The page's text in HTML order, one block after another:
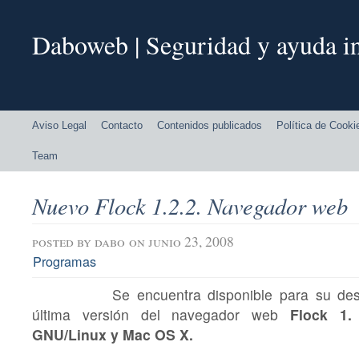
Daboweb | Seguridad y ayuda
Aviso Legal Contacto Contenidos publicados Política de
Team
Nuevo Flock 1.2.2. Navegador web
posted by dabo on junio 23, 2008
Programas
Se encuentra disponible para su
última versión del navegador web Flock
GNU/Linux y Mac OS X.